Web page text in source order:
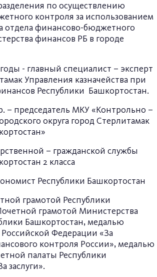
по осуществлению
контроля за использованием
отдела финансово-бюджетного
финансов РБ в городе
годы - главный специалист – эксперт
Управления казначейства при
Республики Башкортостан.
– председатель МКУ «Контрольно –
округа город Стерлитамак
– гражданской службы
2 класса
Республики Башкортостан
грамотой Республики
грамотой Министерства
Башкортостан, медалью
Федерации «За
контроля России», медалью
палаты Республики
заслуги».